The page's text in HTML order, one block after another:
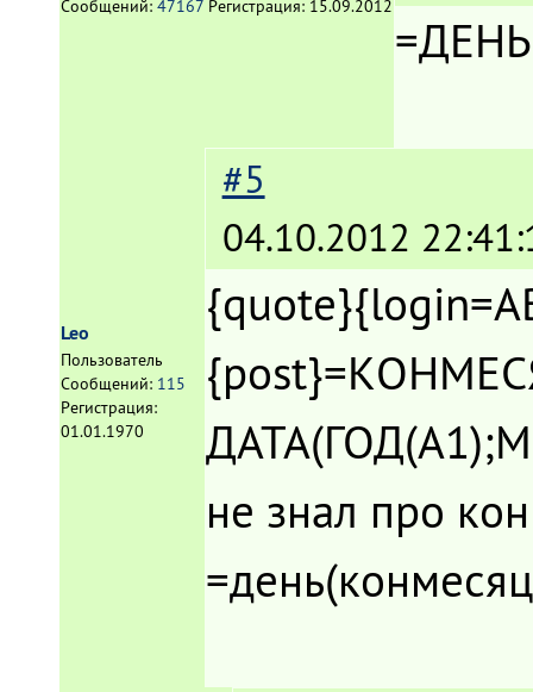
Сообщений: 47167 Регистрация: 15.09.2012
Leo
Пользователь
Сообщений: 115
Регистрация:
01.01.1970
#5
04.10.2012
не знал про